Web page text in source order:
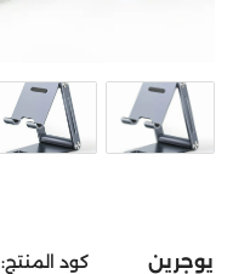
يوجرين كود المنتج: